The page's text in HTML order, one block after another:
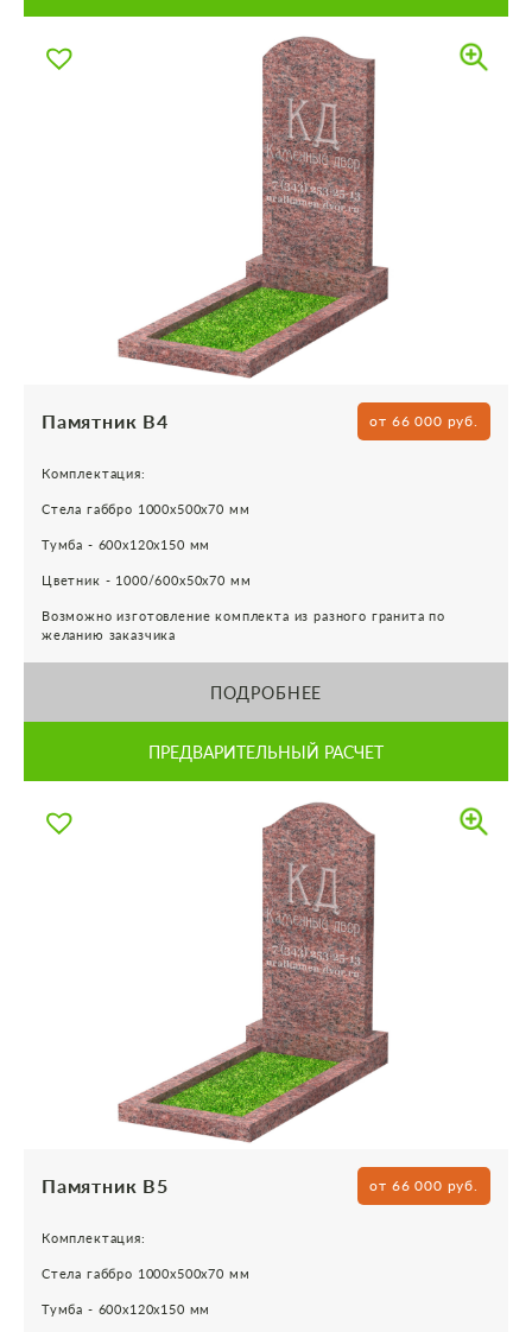
Памятник В4 от 66 000 руб.
Комплектация:
Стела габбро 1000х500х70 мм
Тумба - 600х120х150 мм
Цветник - 1000/600х50х70 мм
Возможно изготовление комплекта из разного гранита по
желанию заказчика
ПОДРОБНЕЕ
ПРЕДВАРИТЕЛЬНЫЙ РАСЧЕТ
Памятник В5 от 66 000 руб.
Комплектация:
Стела габбро 1000х500х70 мм
Тумба - 600х120х150 мм